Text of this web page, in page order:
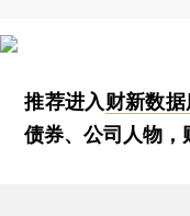
推荐进入财新数据
债券、公司人物，